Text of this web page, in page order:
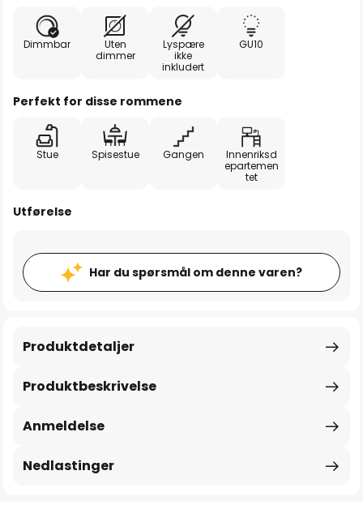
Dimmbar
Uten
dimmer
Lyspære
ikke
inkludert
GU10
Perfekt for disse rommene
Stue Spisestue Gangen
Innenriksd
epartemen
tet
Utførelse
Har du spørsmål om denne varen?
Produktbeskrivelse
Produktdetaljer
Anmeldelse
Nedlastinger